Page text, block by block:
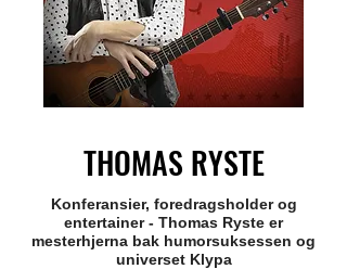
THOMAS RYSTE
Konferansier, foredragsholder og
entertainer - Thomas Ryste er
mesterhjerna bak humorsuksessen og
universet Klypa